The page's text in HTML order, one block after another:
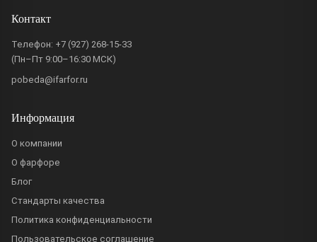
Контакт
Телефон: +7 (927) 268-15-33
(Пн–Пт 9:00–16:30 МСК)
pobeda@ifarfor.ru
Информация
О компании
О фарфоре
Блог
Стандарты качества
Политика конфиденциальности
Пользовательское соглашение